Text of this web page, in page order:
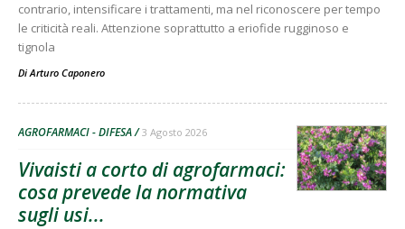
contrario, intensificare i trattamenti, ma nel riconoscere per tempo
le criticità reali. Attenzione soprattutto a eriofide rugginoso e
tignola
DiArturo Caponero
AGROFARMACI - DIFESA 3 Agosto 2026
Vivaisti a corto di agrofarmaci:
cosa prevede la normativa
sugli usi...